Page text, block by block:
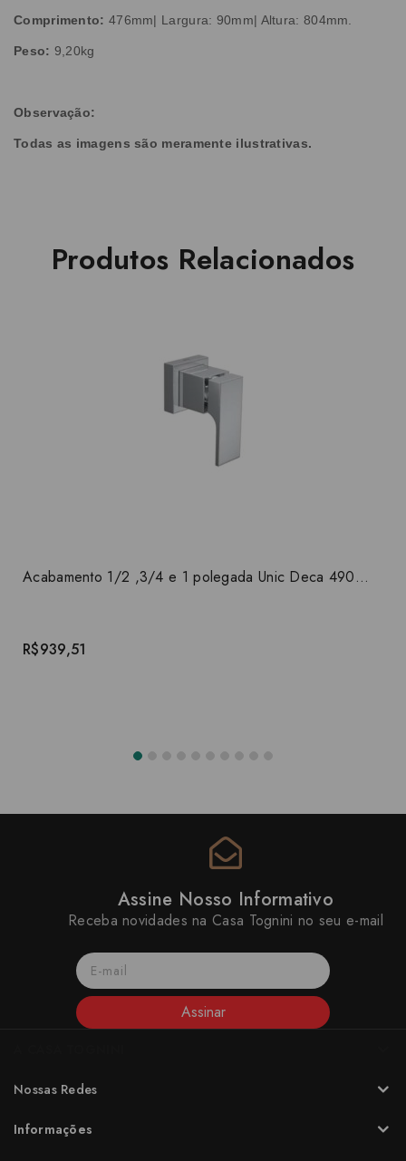
Comprimento: 476mm| Largura: 90mm| Altura: 804mm.
Peso: 9,20kg
Observação:
Todas as imagens são meramente ilustrativas.
Produtos Relacionados
Acabamento 1/2 ,3/4 e 1 polegada Unic Deca 4900.C90.PQ
R$939,51
Assine Nosso Informativo
Receba novidades na Casa Tognini no seu e-mail
Assinar
Nossas Redes
Informações